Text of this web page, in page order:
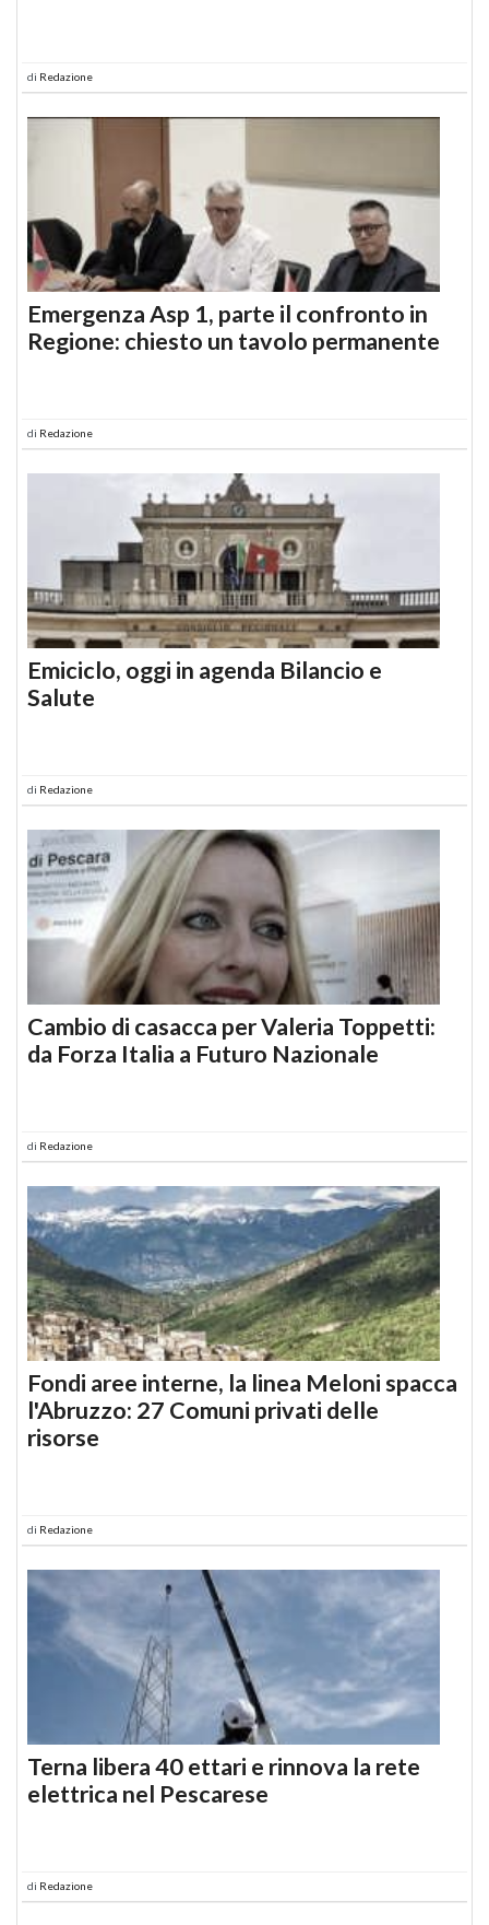
di Redazione
Emergenza Asp 1, parte il confronto in
Regione: chiesto un tavolo permanente
di Redazione
Emiciclo, oggi in agenda Bilancio e
Salute
di Redazione
Cambio di casacca per Valeria Toppetti:
da Forza Italia a Futuro Nazionale
di Redazione
Fondi aree interne, la linea Meloni spacca
l'Abruzzo: 27 Comuni privati delle
risorse
di Redazione
Terna libera 40 ettari e rinnova la rete
elettrica nel Pescarese
di Redazione